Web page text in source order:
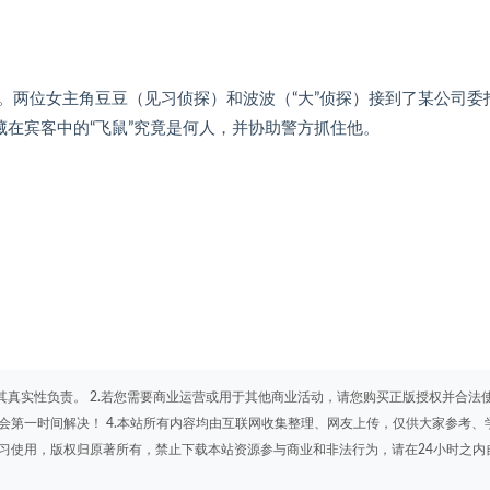
位女主角豆豆（见习侦探）和波波（“大”侦探）接到了某公司委
宾客中的“飞鼠”究竟是何人，并协助警方抓住他。
实性负责。 2.若您需要商业运营或用于其他商业活动，请您购买正版授权并合法
一时间解决！ 4.本站所有内容均由互联网收集整理、网友上传，仅供大家参考、
用，版权归原著所有，禁止下载本站资源参与商业和非法行为，请在24小时之内